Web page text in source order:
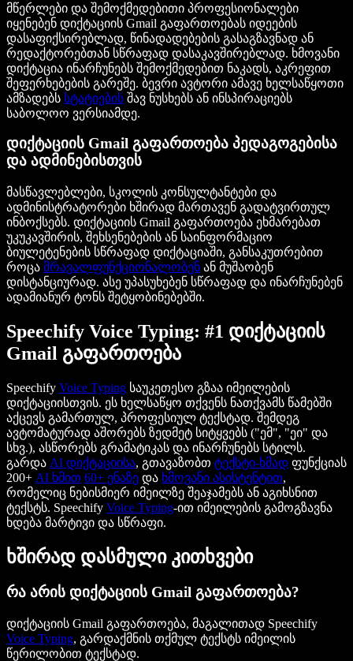
მწერლები და შემოქმედებითი პროფესიონალები
იყენებენ დიქტაციის Gmail გაფართოებას იდეების
დასაფიქსირებლად, წინადადებების გასაგზავნად ან
რედაქტორებთან სწრაფად დასაკავშირებლად. ხმოვანი
დიქტაცია ინარჩუნებს შემოქმედებით ნაკადს, აკრეფით
შეფერხებების გარეშე. ბევრი ავტორი ამავე ხელსაწყოთი
ამზადებს სტატიების შავ ნუსხებს ან ინსპირაციებს
საბოლოო ვერსიამდე.
დიქტაციის Gmail გაფართოება პედაგოგებისა
და ადმინებისთვის
მასწავლებლები, სკოლის კონსულტანტები და
ადმინისტრატორები ხშირად მართავენ გადატვირთულ
ინბოქსებს. დიქტაციის Gmail გაფართოება ეხმარებათ
უკუკავშირის, შეხსენებების ან საინფორმაციო
ბიულეტენების სწრაფად დიქტაციაში, განსაკუთრებით
როცა მრავალფუნქციონალობენ ან მუშაობენ
დისტანციურად. ასე უპასუხებენ სწრაფად და ინარჩუნებენ
ადამიანურ ტონს შეტყობინებებში.
Speechify Voice Typing: #1 დიქტაციის
Gmail გაფართოება
Speechify Voice Typing საუკეთესო გზაა იმეილების
დიქტაციისთვის. ეს ხელსაწყო თქვენს ნათქვამს წამებში
აქცევს გამართულ, პროფესიულ ტექსტად. შემდეგ
ავტომატურად აშორებს ზედმეტ სიტყვებს ("ემ", "ეი" და
სხვ.), ასწორებს გრამატიკას და ინარჩუნებს სტილს.
გარდა AI დიქტაციისა, გთავაზობთ ტექსტი-ხმად ფუნქციას
200+ AI ხმით 60+ ენაზე და ხმოვანი ასისტენტით,
რომელიც ნებისმიერ იმეილზე შეაჯამებს ან აგიხსნით
ტექსტს. Speechify Voice Typing-ით იმეილების გამოგზავნა
ხდება მარტივი და სწრაფი.
ხშირად დასმული კითხვები
რა არის დიქტაციის Gmail გაფართოება?
დიქტაციის Gmail გაფართოება, მაგალითად Speechify
Voice Typing, გარდაქმნის თქმულ ტექსტს იმეილის
წერილობით ტექსტად.